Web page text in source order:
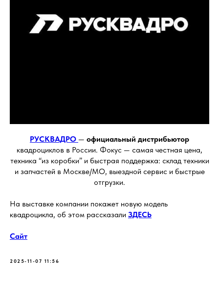
РУСКВАДРО — официальный дистрибьютор
квадроциклов в России. Фокус — самая честная цена,
техника “из коробки” и быстрая поддержка: склад техники
и запчастей в Москве/МО, выездной сервис и быстрые
отгрузки.
На выставке компании покажет новую модель
квадроцикла, об этом рассказали ЗДЕСЬ
Сайт
2025-11-07 11:56